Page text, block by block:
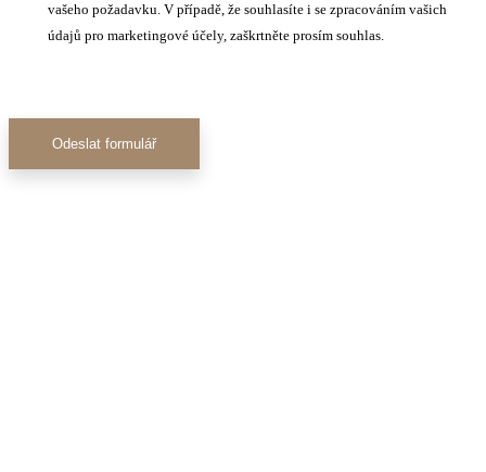
vašeho požadavku. V případě, že souhlasíte i se zpracováním vašich
údajů pro marketingové účely, zaškrtněte prosím souhlas.
Odeslat formulář